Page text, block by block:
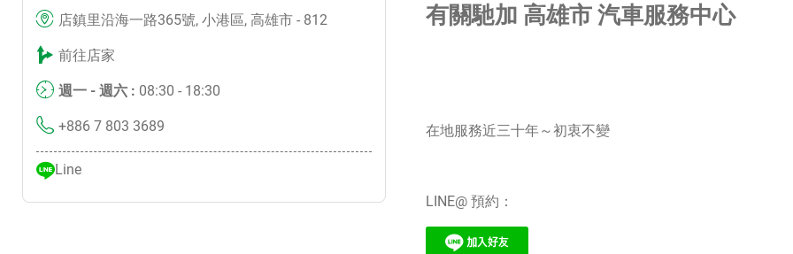
店鎮里沿海一路365號, 小港區, 高雄市 - 812
前往店家
週一 - 週六 : 08:30 - 18:30
+886 7 803 3689
Line
有關馳加 高雄市 汽車服務中心
在地服務近三十年～初衷不變
LINE@ 預約：